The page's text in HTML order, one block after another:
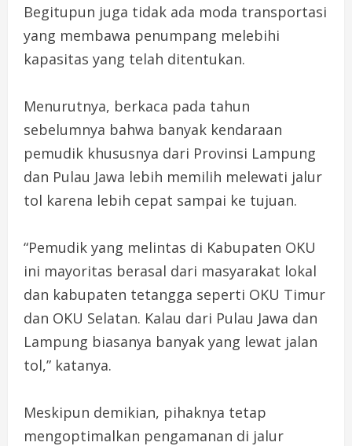
Begitupun juga tidak ada moda transportasi
yang membawa penumpang melebihi
kapasitas yang telah ditentukan.
Menurutnya, berkaca pada tahun
sebelumnya bahwa banyak kendaraan
pemudik khususnya dari Provinsi Lampung
dan Pulau Jawa lebih memilih melewati jalur
tol karena lebih cepat sampai ke tujuan.
“Pemudik yang melintas di Kabupaten OKU
ini mayoritas berasal dari masyarakat lokal
dan kabupaten tetangga seperti OKU Timur
dan OKU Selatan. Kalau dari Pulau Jawa dan
Lampung biasanya banyak yang lewat jalan
tol,” katanya.
Meskipun demikian, pihaknya tetap
mengoptimalkan pengamanan di jalur